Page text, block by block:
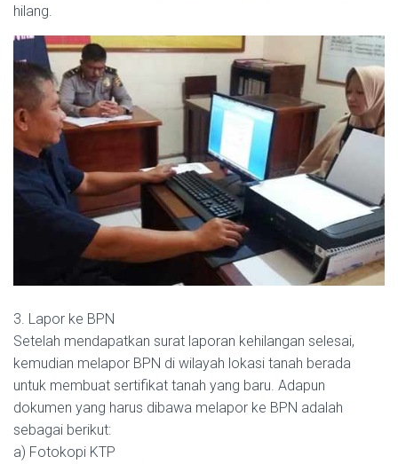
hilang.
3. Lapor ke BPN
Setelah mendapatkan surat laporan kehilangan selesai,
kemudian melapor BPN di wilayah lokasi tanah berada
untuk membuat sertifikat tanah yang baru. Adapun
dokumen yang harus dibawa melapor ke BPN adalah
sebagai berikut:
a) Fotokopi KTP